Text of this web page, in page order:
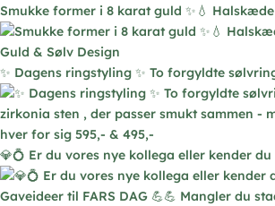
Smukke former i 8 karat guld ✨💧
✨ Dagens ringstyling ✨ To forgyldte
💎💍 Er du vores nye kollega eller kender du
Gaveideer til FARS DAG 💪💪 Mangler du